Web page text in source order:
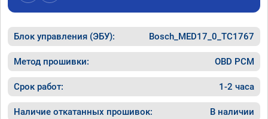
Блок управления (ЭБУ): Bosch_MED17_0_TC1767
Метод прошивки: OBD PCM
Срок работ: 1-2 часа
Наличие откатанных прошивок: В наличии